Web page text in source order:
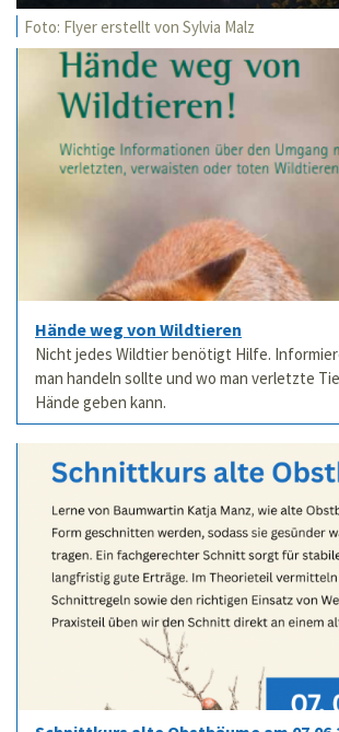
Foto: Flyer erstellt von Sylvia Malz
Hände weg von Wildtieren
Nicht jedes Wildtier benötigt Hilfe.
man handeln sollte und wo man verletzte
Hände geben kann.